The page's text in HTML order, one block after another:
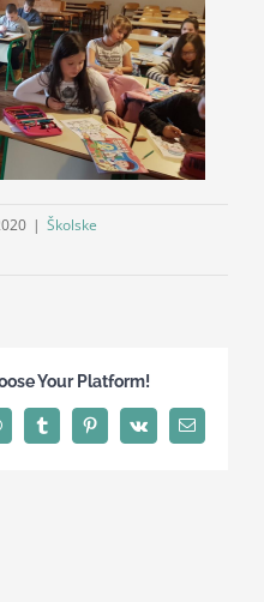
| Školske
Your Platform!
TumblrPinterest
Vk Email